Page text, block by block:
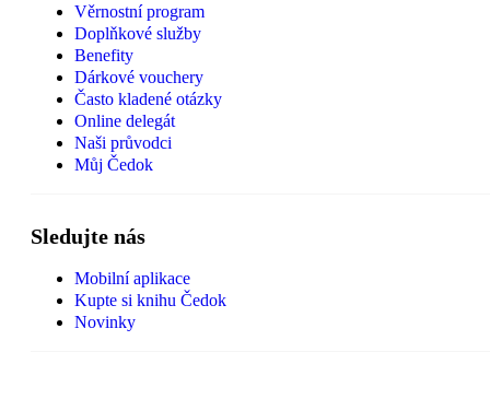
Věrnostní program
Doplňkové služby
Benefity
Dárkové vouchery
Často kladené otázky
Online delegát
Naši průvodci
Můj Čedok
Sledujte nás
Mobilní aplikace
Kupte si knihu Čedok
Novinky